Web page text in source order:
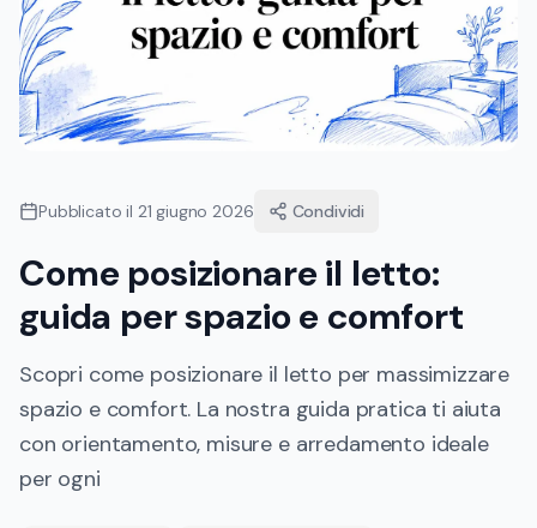
Pubblicato il 21 giugno 2026 Condividi
Come posizionare il letto:
guida per spazio e comfort
Scopri come posizionare il letto per massimizzare
spazio e comfort. La nostra guida pratica ti aiuta
con orientamento, misure e arredamento ideale
per ogni